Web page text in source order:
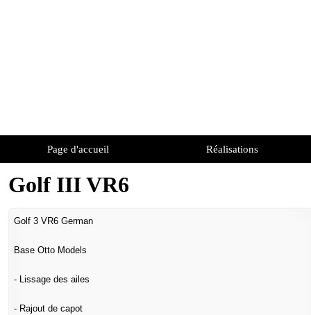
Page d'accueil Réalisations
Golf III VR6
Golf 3 VR6 German
Base Otto Models
- Lissage des ailes
- Rajout de capot